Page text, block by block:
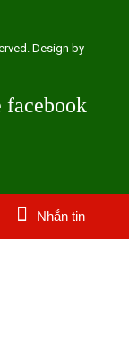
Design by
facebook
Nhắn tin